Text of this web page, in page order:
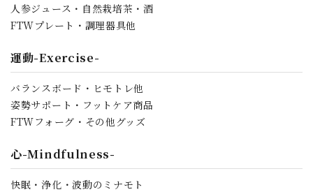
人参ジュース・自然栽培茶・酒
FTWプレート・調理器具他
運動-Exercise-
バランスボード・ヒモトレ他
姿勢サポート・フットケア商品
FTWフォーグ・その他グッズ
心-Mindfulness-
快眠・浄化・波動のミナモト